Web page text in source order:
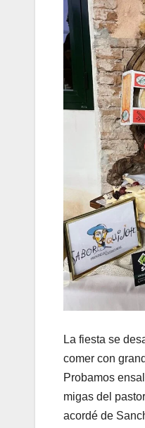
La fiesta se
comer con
Probamos
migas del
acordé de